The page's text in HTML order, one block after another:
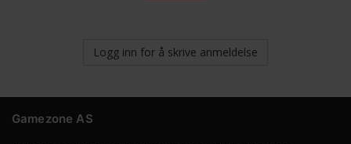
Logg inn for å skrive anmeldelse
Gamezone AS